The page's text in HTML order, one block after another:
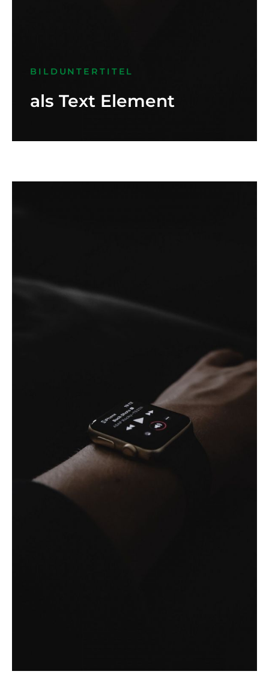
BILDUNTERTITEL
als Text Element